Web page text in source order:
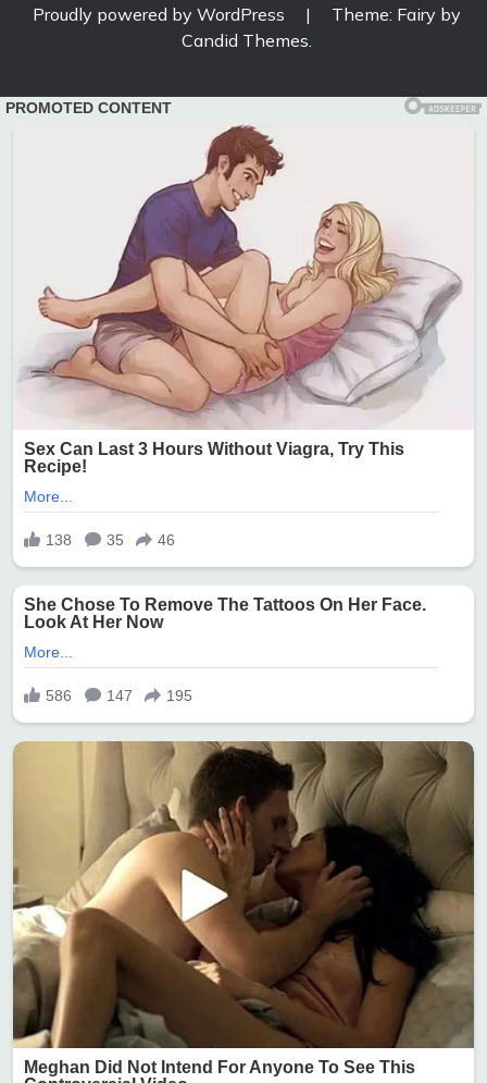
Proudly powered by WordPress
|
Theme: Fairy by
Candid Themes